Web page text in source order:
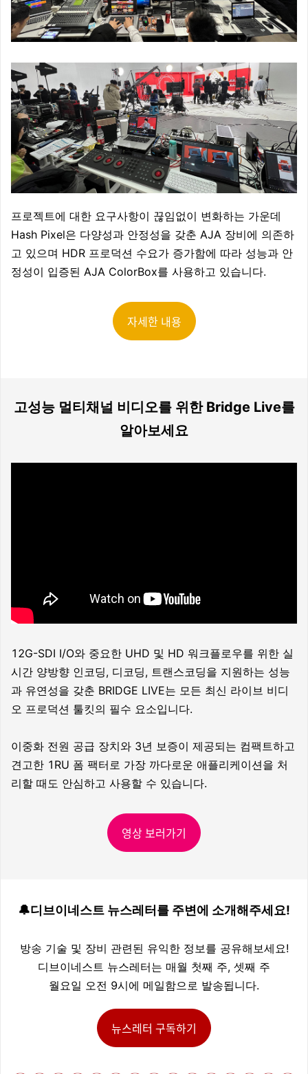
프로젝트에 대한 요구사항이 끊임없이 변화하는 가운데
Hash Pixel은 다양성과 안정성을 갖춘 AJA 장비에 의존하
고 있으며 HDR 프로덕션 수요가 증가함에 따라 성능과 안
정성이 입증된 AJA ColorBox를 사용하고 있습니다.
자세한 내용
고성능 멀티채널 비디오를 위한 Bridge Live를
알아보세요
12G-SDI I/O와 중요한 UHD 및 HD 워크플로우를 위한 실
시간 양방향 인코딩, 디코딩, 트랜스코딩을 지원하는 성능
과 유연성을 갖춘 BRIDGE LIVE는 모든 최신 라이브 비디
오 프로덕션 툴킷의 필수 요소입니다.
이중화 전원 공급 장치와 3년 보증이 제공되는 컴팩트하고
견고한 1RU 폼 팩터로 가장 까다로운 애플리케이션을 처
리할 때도 안심하고 사용할 수 있습니다.
영상 보러가기
🔔디브이네스트 뉴스레터를 주변에 소개해주세요!
방송 기술 및 장비 관련된 유익한 정보를 공유해보세요!
디브이네스트 뉴스레터는 매월 첫째 주, 셋째 주
월요일 오전 9시에 메일함으로 발송됩니다.
뉴스레터 구독하기